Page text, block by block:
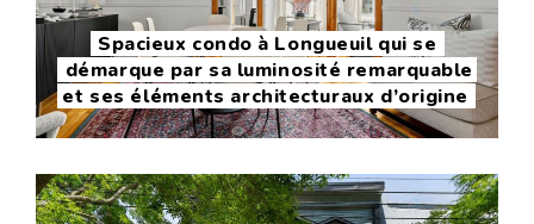
Spacieux condo à Longueuil qui se
démarque par sa luminosité remarquable
et ses éléments architecturaux d’origine